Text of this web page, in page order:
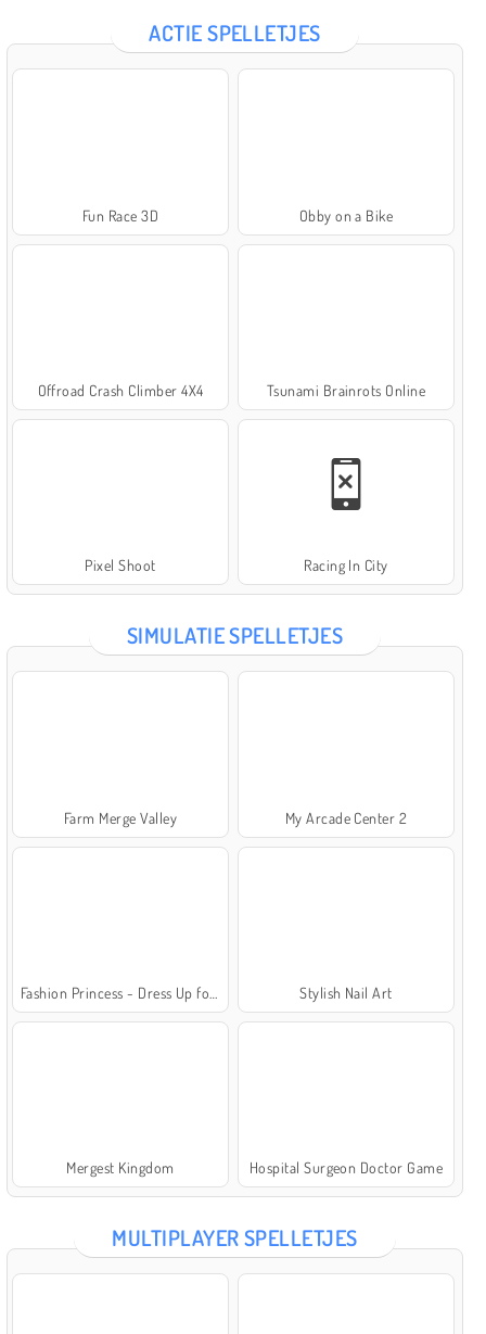
ACTIE SPELLETJES
Fun Race 3D Obby on a Bike
Offroad Crash Climber 4X4 Tsunami Brainrots Online
Pixel Shoot Racing In City
SIMULATIE SPELLETJES
Farm Merge Valley My Arcade Center 2
Stylish Nail Art
Mergest Kingdom Hospital Surgeon Doctor Game
MULTIPLAYER SPELLETJES